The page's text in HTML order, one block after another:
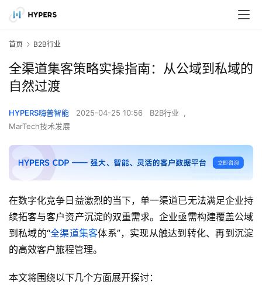
首页 B2B行业
全渠道集客策略实操指南：从公域到私域的
自然过渡
HYPERS嗨普智能 2025-04-25 10:56 B2B行业
,
MarTech技术发展
在数字化竞争日益激烈的当下，单一渠道已无法满足企业持
续拓客与客户资产沉淀的双重需求。企业亟需构建覆盖公域
到私域的“全渠道集客体系”，实现从触达到转化、再到沉淀
的高效客户旅程管理。
本文将围绕以下几个方面展开探讨：